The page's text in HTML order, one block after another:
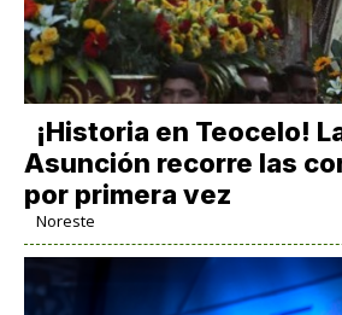
​¡Historia en Teocelo!
Asunción recorre las
por primera vez
Noreste